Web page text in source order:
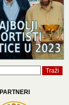
PARTNERI